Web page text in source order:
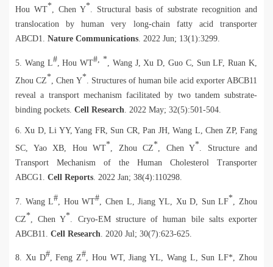
Hou WT*, Chen Y*. Structural basis of substrate recognition and
translocation by human very long-chain fatty acid transporter
ABCD1. Nature Communications. 2022 Jun; 13(1):3299.
5. Wang L#, Hou WT#, * , Wang J, Xu D, Guo C, Sun LF, Ruan K,
Zhou CZ* , Chen Y* . Structures of human bile acid exporter ABCB11
reveal a transport mechanism facilitated by two tandem substrate-
binding pockets. Cell Research . 2022 May; 32(5):501-504.
6. Xu D, Li YY, Yang FR, Sun CR, Pan JH, Wang L, Chen ZP, Fang
SC, Yao XB, Hou WT*, Zhou CZ*, Chen Y*. Structure and
Transport Mechanism of the Human Cholesterol Transporter
ABCG1. Cell Reports. 2022 Jan; 38(4):110298.
7. Wang L# , Hou WT# , Chen L, Jiang YL, Xu D, Sun LF* , Zhou
CZ* , Chen Y* . Cryo-EM structure of human bile salts exporter
ABCB11. Cell Research . 2020 Jul; 30(7):623-625.
8. Xu D#, Feng Z#, Hou WT, Jiang YL, Wang L, Sun LF*, Zhou